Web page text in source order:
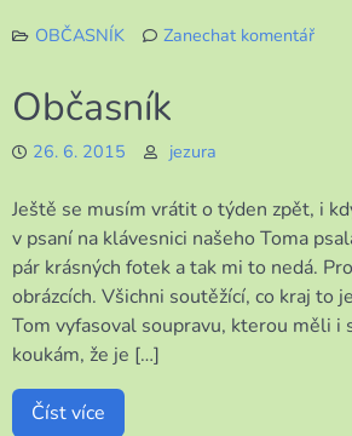
OBČASNÍK
Zanechat komentář
Občasník
26. 6. 2015 jezura
Ještě se musím vrátit o týden zpět, i
v psaní na klávesnici našeho Toma
pár krásných fotek a tak mi to nedá.
obrázcích. Všichni soutěžící, co kraj to
Tom vyfasoval soupravu, kterou měli i
koukám, že je […]
Číst více